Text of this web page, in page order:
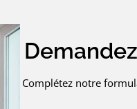
Complétez notre